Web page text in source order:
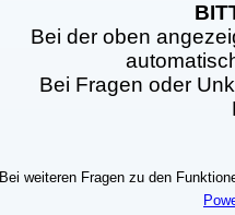
Bei der oben
Bei Fragen oder
Bei weiteren Fragen zu den